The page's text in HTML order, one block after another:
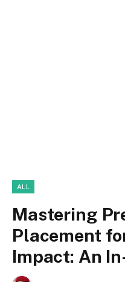
ALL
Mastering
Placement
Impact: An